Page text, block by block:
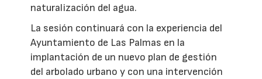
naturalización del agua.
La sesión continuará con la experiencia del
Ayuntamiento de Las Palmas en la
implantación de un nuevo plan de gestión
del arbolado urbano y con una intervención